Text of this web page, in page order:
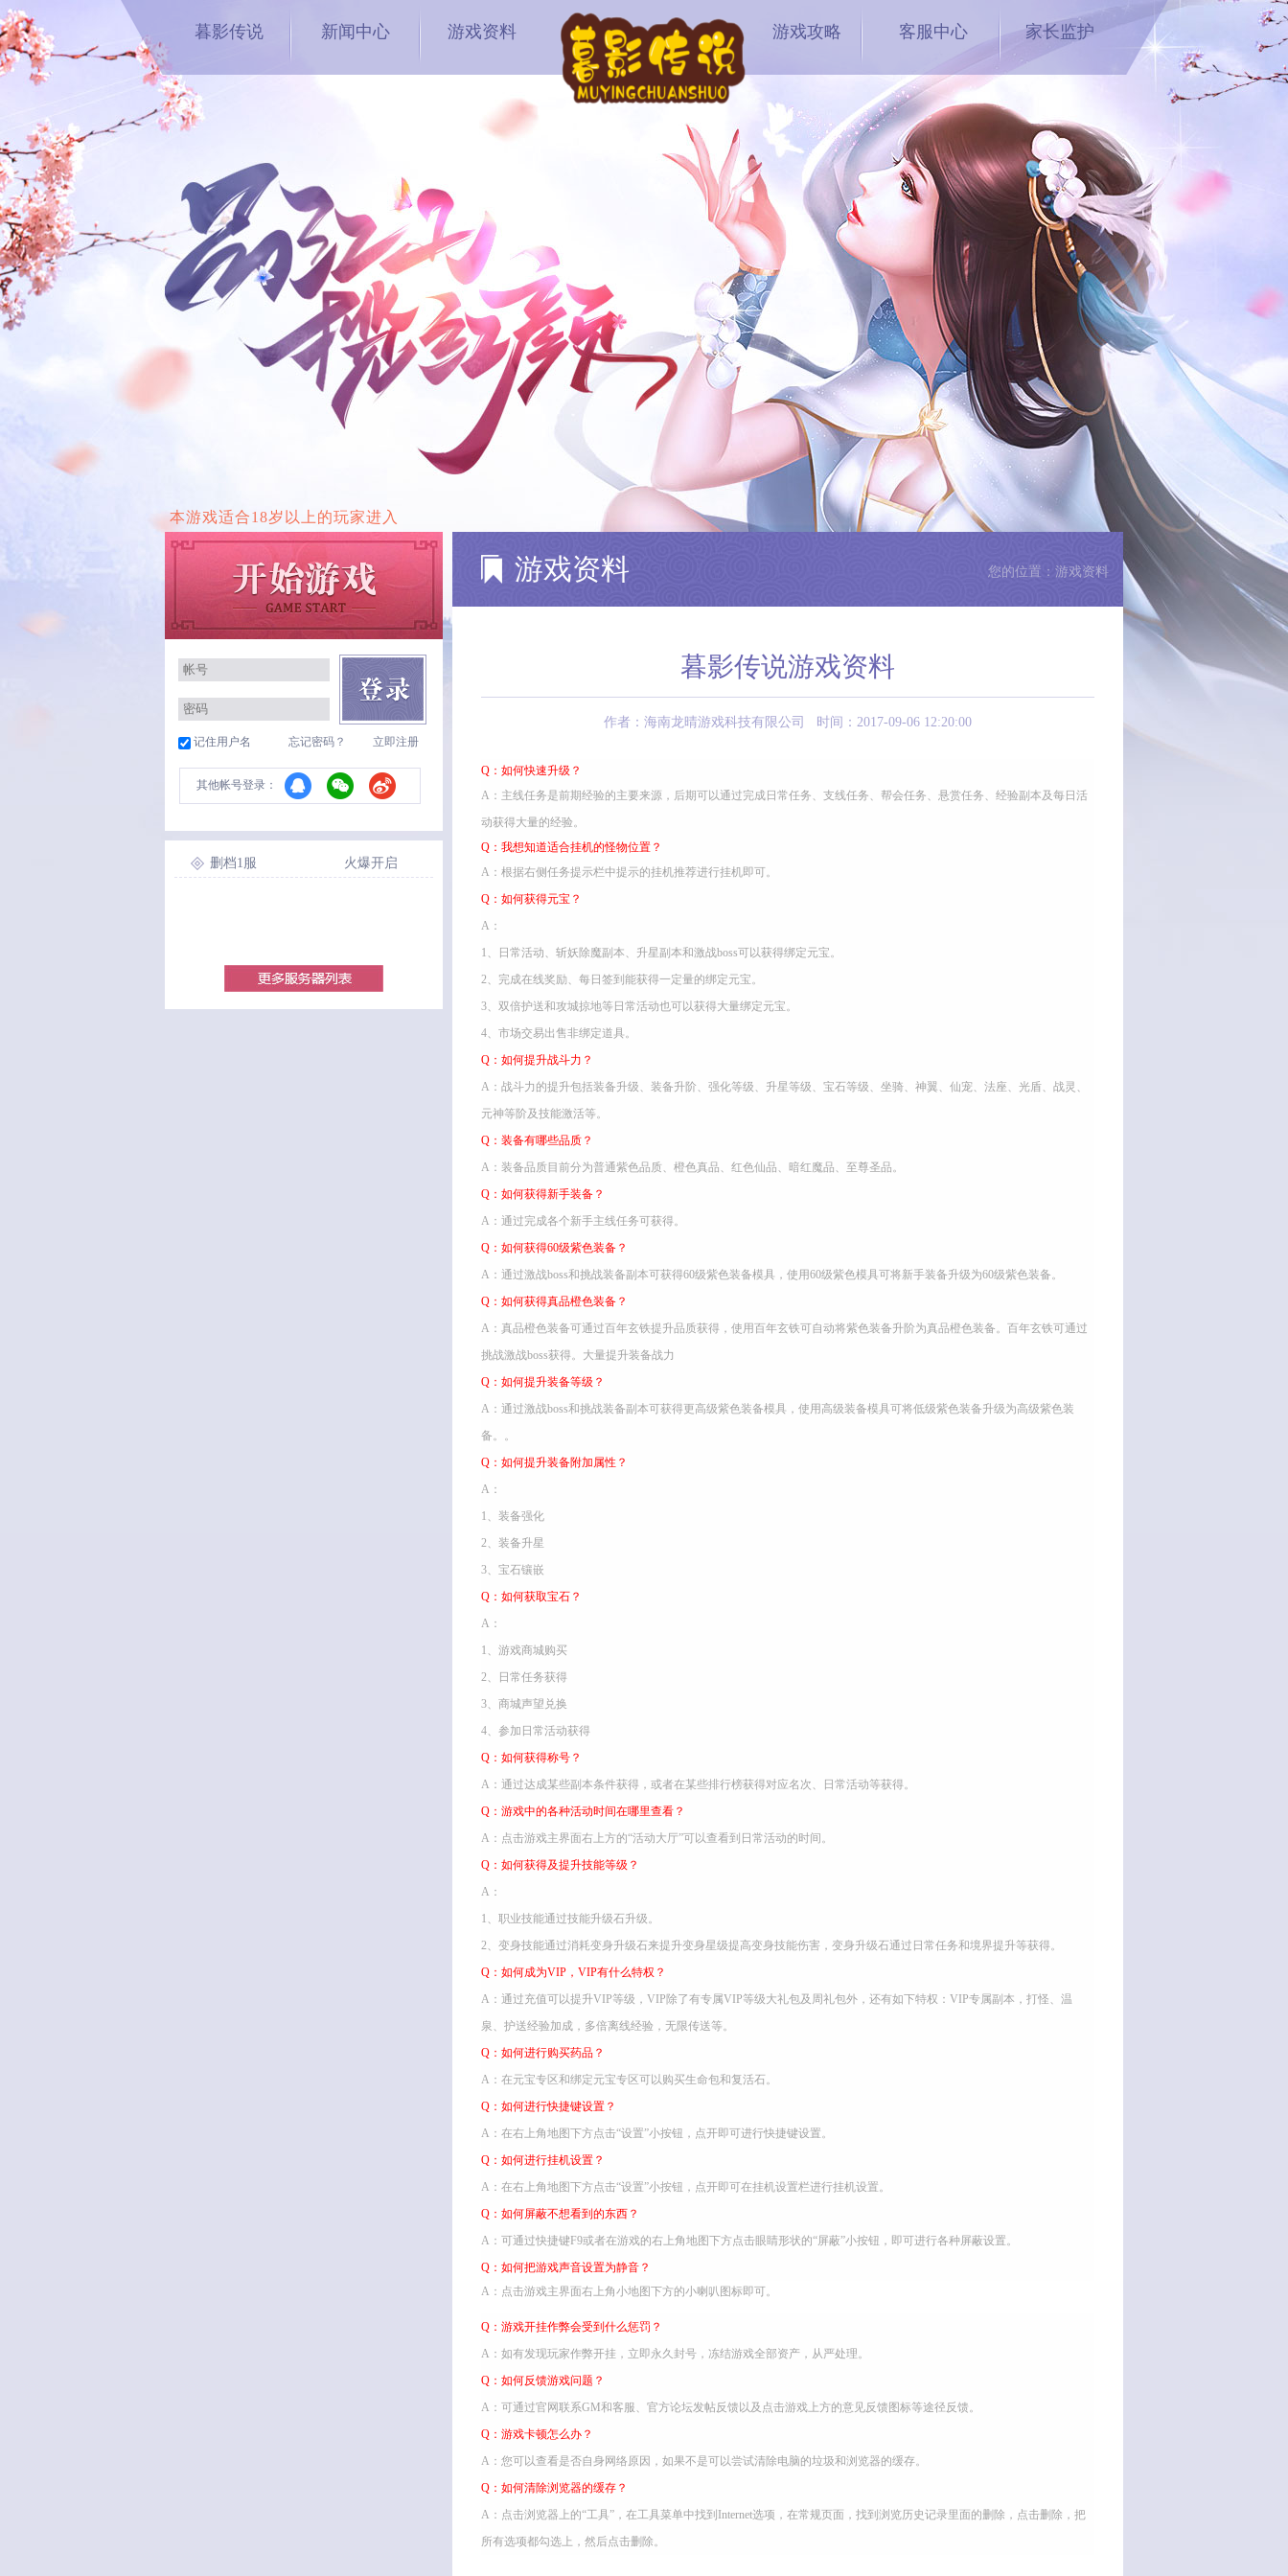
暮影传说 新闻中心 游戏资料 游戏攻略 客服中心 家长监护
本游戏适合18岁以上的玩家进入
记住用户名 忘记密码？ 立即注册
其他帐号登录：
火爆开启
删档1服
游戏资料 您的位置：游戏资料
暮影传说游戏资料
作者：海南龙晴游戏科技有限公司 时间：2017-09-06 12:20:00
Q：如何快速升级？
A：主线任务是前期经验的主要来源，后期可以通过完成日常任务、支线任务、帮会任务、悬赏任务、经验副本及每日活
动获得大量的经验。
Q：我想知道适合挂机的怪物位置？
A：根据右侧任务提示栏中提示的挂机推荐进行挂机即可。
Q：如何获得元宝？
A：
1、日常活动、斩妖除魔副本、升星副本和激战boss可以获得绑定元宝。
2、完成在线奖励、每日签到能获得一定量的绑定元宝。
3、双倍护送和攻城掠地等日常活动也可以获得大量绑定元宝。
4、市场交易出售非绑定道具。
Q：如何提升战斗力？
A：战斗力的提升包括装备升级、装备升阶、强化等级、升星等级、宝石等级、坐骑、神翼、仙宠、法座、光盾、战灵、
元神等阶及技能激活等。
Q：装备有哪些品质？
A：装备品质目前分为普通紫色品质、橙色真品、红色仙品、暗红魔品、至尊圣品。
Q：如何获得新手装备？
A：通过完成各个新手主线任务可获得。
Q：如何获得60级紫色装备？
A：通过激战boss和挑战装备副本可获得60级紫色装备模具，使用60级紫色模具可将新手装备升级为60级紫色装备。
Q：如何获得真品橙色装备？
A：真品橙色装备可通过百年玄铁提升品质获得，使用百年玄铁可自动将紫色装备升阶为真品橙色装备。百年玄铁可通过
挑战激战boss获得。大量提升装备战力
Q：如何提升装备等级？
A：通过激战boss和挑战装备副本可获得更高级紫色装备模具，使用高级装备模具可将低级紫色装备升级为高级紫色装
备。。
Q：如何提升装备附加属性？
A：
1、装备强化
2、装备升星
3、宝石镶嵌
Q：如何获取宝石？
A：
1、游戏商城购买
2、日常任务获得
3、商城声望兑换
4、参加日常活动获得
Q：如何获得称号？
A：通过达成某些副本条件获得，或者在某些排行榜获得对应名次、日常活动等获得。
Q：游戏中的各种活动时间在哪里查看？
A：点击游戏主界面右上方的“活动大厅”可以查看到日常活动的时间。
Q：如何获得及提升技能等级？
A：
1、职业技能通过技能升级石升级。
2、变身技能通过消耗变身升级石来提升变身星级提高变身技能伤害，变身升级石通过日常任务和境界提升等获得。
Q：如何成为VIP，VIP有什么特权？
A：通过充值可以提升VIP等级，VIP除了有专属VIP等级大礼包及周礼包外，还有如下特权：VIP专属副本，打怪、温
泉、护送经验加成，多倍离线经验，无限传送等。
Q：如何进行购买药品？
A：在元宝专区和绑定元宝专区可以购买生命包和复活石。
Q：如何进行快捷键设置？
A：在右上角地图下方点击“设置”小按钮，点开即可进行快捷键设置。
Q：如何进行挂机设置？
A：在右上角地图下方点击“设置”小按钮，点开即可在挂机设置栏进行挂机设置。
Q：如何屏蔽不想看到的东西？
A：可通过快捷键F9或者在游戏的右上角地图下方点击眼睛形状的“屏蔽”小按钮，即可进行各种屏蔽设置。
Q：如何把游戏声音设置为静音？
A：点击游戏主界面右上角小地图下方的小喇叭图标即可。
Q：游戏开挂作弊会受到什么惩罚？
A：如有发现玩家作弊开挂，立即永久封号，冻结游戏全部资产，从严处理。
Q：如何反馈游戏问题？
A：可通过官网联系GM和客服、官方论坛发帖反馈以及点击游戏上方的意见反馈图标等途径反馈。
Q：游戏卡顿怎么办？
A：您可以查看是否自身网络原因，如果不是可以尝试清除电脑的垃圾和浏览器的缓存。
Q：如何清除浏览器的缓存？
A：点击浏览器上的“工具”，在工具菜单中找到Internet选项，在常规页面，找到浏览历史记录里面的删除，点击删除，把
所有选项都勾选上，然后点击删除。